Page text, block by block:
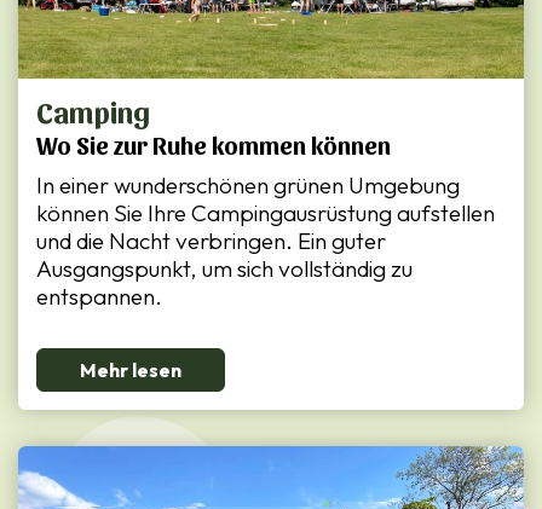
Camping
Wo Sie zur Ruhe kommen können
In einer wunderschönen grünen Umgebung
können Sie Ihre Campingausrüstung aufstellen
und die Nacht verbringen. Ein guter
Ausgangspunkt, um sich vollständig zu
entspannen.
Mehr lesen